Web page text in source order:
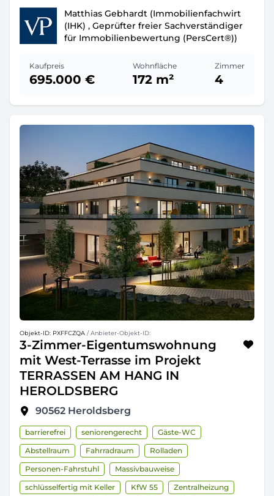
Matthias Gebhardt (Immobilienfachwirt
(IHK) , Geprüfter freier Sachverständiger
für Immobilienbewertung (PersCert®))
Kaufpreis
695.000 €
Wohnfläche
172 m²
Zimmer
4
Objekt-ID: PXFFCZQA / Anbieter-Objekt-ID:
3-Zimmer-Eigentumswohnung
mit West-Terrasse im Projekt
TERRASSEN AM HANG IN
HEROLDSBERG
90562 Heroldsberg
barrierefrei seniorengerecht
Gäste-WC
Abstellraum
Fahrradraum
Rolladen
Personen-Fahrstuhl
Massivbauweise
schlüsselfertig mit Keller
KfW 55
Zentralheizung